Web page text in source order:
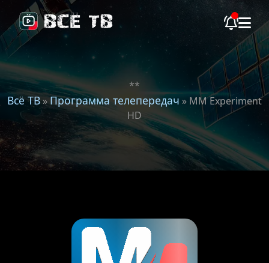
**
Всё ТВ»Программа телепередач » MM Experiment
HD